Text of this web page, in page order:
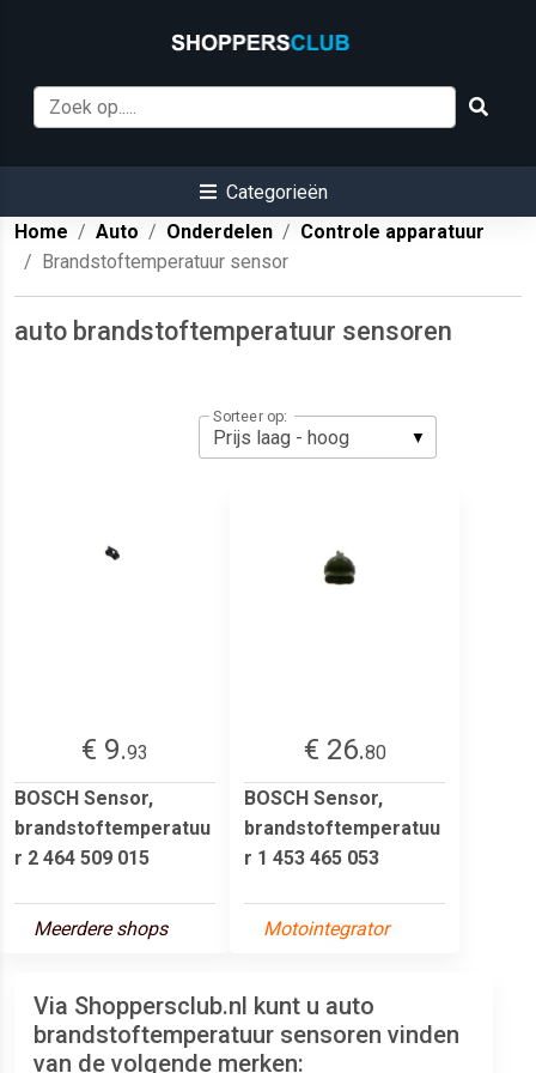
Categorieën
Home
Auto Onderdelen
Controle apparatuur
Brandstoftemperatuur sensor
auto brandstoftemperatuur sensoren
Sorteer op:
€ 9.93
BOSCH Sensor,
brandstoftemperatuu
r 2 464 509 015
Meerdere shops
€ 26.80
BOSCH Sensor,
brandstoftemperatuu
r 1 453 465 053
Motointegrator
Via Shoppersclub.nl kunt u auto
brandstoftemperatuur sensoren vinden
van de volgende merken: